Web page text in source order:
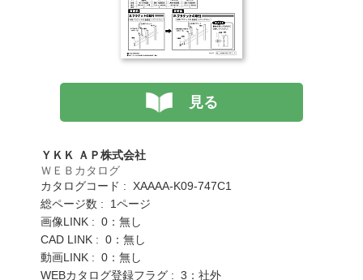
見る
ＹＫＫ ＡＰ株式会社
ＷＥＢカタログ
カタログコード : XAAAA-K09-747C1
総ページ数 : 1ページ
画像LINK : 0：無し
CAD LINK : 0：無し
動画LINK : 0：無し
WEBカタログ登録フラグ : 3：社外